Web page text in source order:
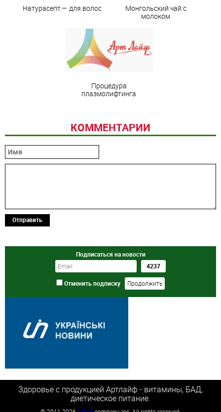
Натурасепт — для волос
Монгольский чай с
молоком
Процедура
плазмолифтинга
КОММЕНТАРИИ
Отправить
Подписаться на новости
Отменить подписку
Здоровье с продукцией Артлайф - витамины, БАД,
диетическое питание.